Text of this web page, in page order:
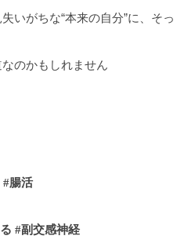
いがちな“本来の自分”に、そっ
のかもしれません
#腸活
#副交感神経